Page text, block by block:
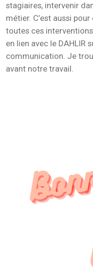
stagiaires, intervenir
métier. C’est aussi
toutes ces
en lien avec le DAHLIR
communication. Je
avant notre travail.